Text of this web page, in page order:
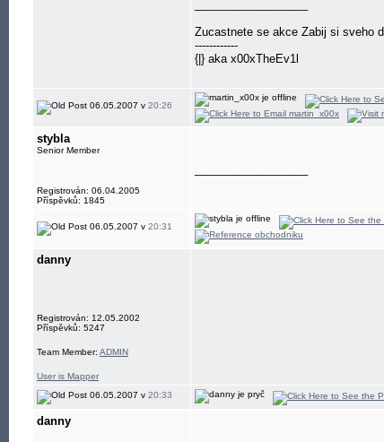
Zucastnete se akce Zabij si sveho
------------
{|} aka x00xTheEv1l
06.05.2007 v 20:26
stybla
Senior Member
Registrován: 06.04.2005
Příspěvků: 1845
06.05.2007 v 20:31
danny
Registrován: 12.05.2002
Příspěvků: 5247
Team Member: ADMIN
User is Mapper
06.05.2007 v 20:33
danny